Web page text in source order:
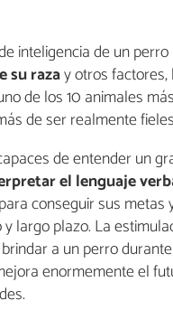
inteligencia de un perro
su razay otros
de los 10 animales
de ser realmente
de entender un
el lenguaje
conseguir sus metas
largo plazo. La
a un perro
enormemente el